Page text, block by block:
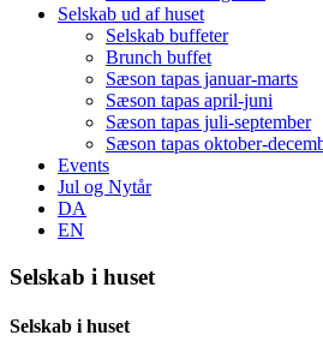
Selskab ud af huset
Selskab buffeter
Brunch buffet
Sæson tapas januar-marts
Sæson tapas april-juni
Sæson tapas juli-september
Sæson tapas oktober-
Events
Jul og Nytår
DA
EN
Selskab i huset
Selskab i huset